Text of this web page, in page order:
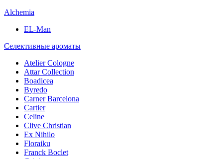
Alchemia
EL-Man
Селективные ароматы
Atelier Cologne
Attar Collection
Boadicea
Byredo
Carner Barcelona
Cartier
Celine
Clive Christian
Ex Nihilo
Floraiku
Franck Boclet